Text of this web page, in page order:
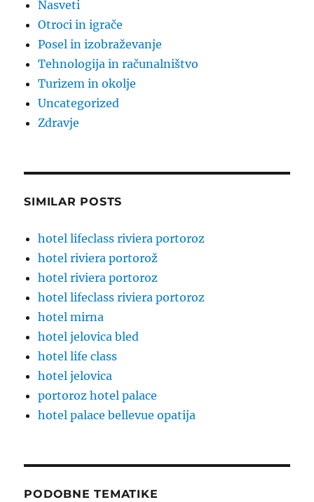
Nasveti
Otroci in igrače
Posel in izobraževanje
Tehnologija in računalništvo
Turizem in okolje
Uncategorized
Zdravje
SIMILAR POSTS
hotel lifeclass riviera portoroz
hotel riviera portorož
hotel riviera portoroz
hotel lifeclass riviera portoroz
hotel mirna
hotel jelovica bled
hotel life class
hotel jelovica
portoroz hotel palace
hotel palace bellevue opatija
PODOBNE TEMATIKE